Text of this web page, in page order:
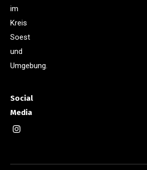
im
Kreis
Soest
und
Umgebung.
Social
Media